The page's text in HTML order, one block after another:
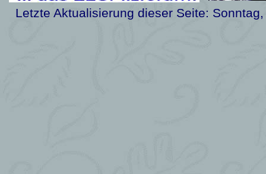
Letzte Aktualisierung dieser Seite: